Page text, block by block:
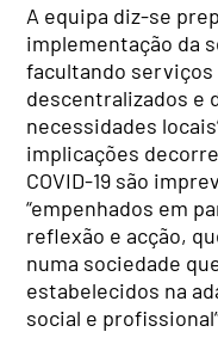
A equipa diz-se
implementação da
facultando
descentralizados e
necessidades
implicações
COVID-19 são
“empenhados em
reflexão e acção,
numa sociedade
estabelecidos na
social e